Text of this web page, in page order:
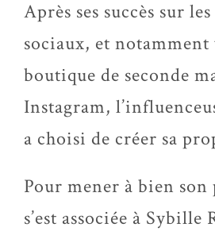
Après ses succès sur
sociaux, et notamment
boutique de seconde
Instagram,
a choisi de créer sa
Pour mener à bien
s’est associée à Sybille